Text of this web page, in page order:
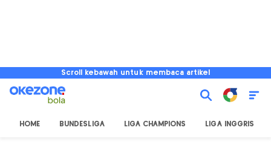
Scroll kebawah untuk membaca artikel
HOME BUNDESLIGA LIGA CHAMPIONS LIGA INGGRIS